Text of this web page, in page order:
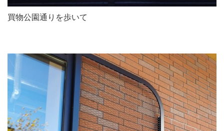
買物公園通りを歩いて